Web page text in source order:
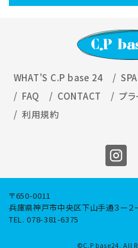
WHAT'S C.P base 24
FAQ
CONTACT
プ
利用規約
〒650-0011
兵庫県神⼾市中央区下⼭⼿通３ー２
TEL. 078-381-6375
©C.P base24, All